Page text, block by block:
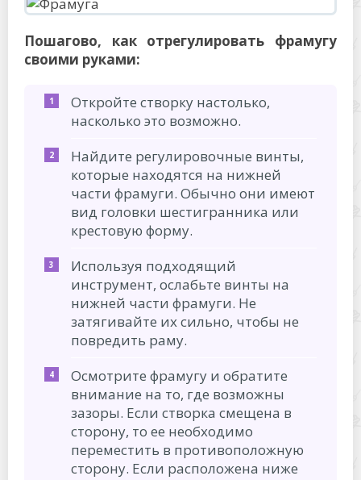
Пошагово, как отрегулировать фрамугу
своими руками:
Откройте створку настолько,
насколько это возможно.
Найдите регулировочные винты,
которые находятся на нижней
части фрамуги. Обычно они имеют
вид головки шестигранника или
крестовую форму.
Используя подходящий
инструмент, ослабьте винты на
нижней части фрамуги. Не
затягивайте их сильно, чтобы не
повредить раму.
Осмотрите фрамугу и обратите
внимание на то, где возможны
зазоры. Если створка смещена в
сторону, то ее необходимо
переместить в противоположную
сторону. Если расположена ниже